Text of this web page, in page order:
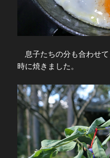
息子たちの分も合わせ
時に焼きました。